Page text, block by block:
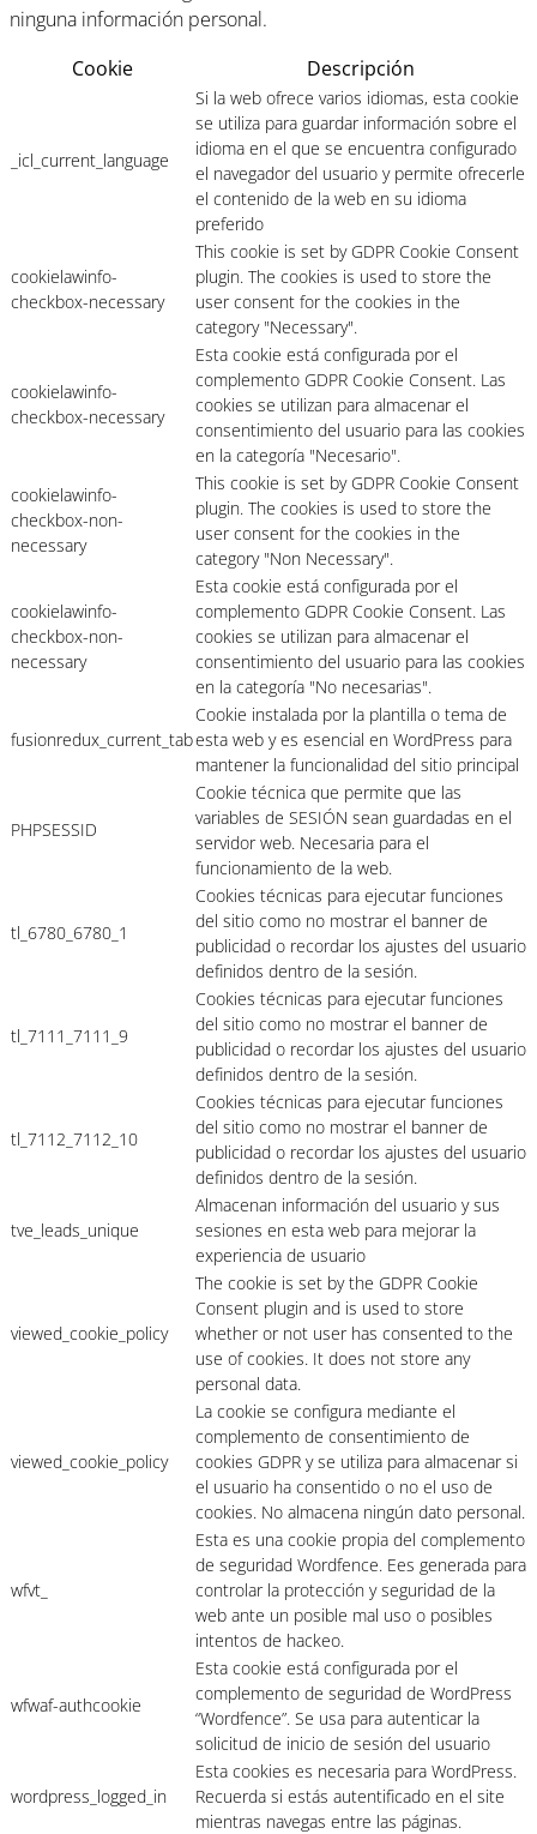
ninguna información personal.
Cookie
Descripción
_icl_current_language
Si la web ofrece varios idiomas, esta cookie
se utiliza para guardar información sobre el
idioma en el que se encuentra configurado
el navegador del usuario y permite ofrecerle
el contenido de la web en su idioma
preferido
cookielawinfo-
checkbox-necessary
This cookie is set by GDPR Cookie Consent
plugin. The cookies is used to store the
user consent for the cookies in the
category "Necessary".
cookielawinfo-
checkbox-necessary
Esta cookie está configurada por el
complemento GDPR Cookie Consent. Las
cookies se utilizan para almacenar el
consentimiento del usuario para las cookies
en la categoría "Necesario".
cookielawinfo-
checkbox-non-
necessary
This cookie is set by GDPR Cookie Consent
plugin. The cookies is used to store the
user consent for the cookies in the
category "Non Necessary".
cookielawinfo-
checkbox-non-
necessary
Esta cookie está configurada por el
complemento GDPR Cookie Consent. Las
cookies se utilizan para almacenar el
consentimiento del usuario para las cookies
en la categoría "No necesarias".
fusionredux_current_tab
Cookie instalada por la plantilla o tema de
esta web y es esencial en WordPress para
mantener la funcionalidad del sitio principal
PHPSESSID
Cookie técnica que permite que las
variables de SESIÓN sean guardadas en el
servidor web. Necesaria para el
funcionamiento de la web.
tl_6780_6780_1
Cookies técnicas para ejecutar funciones
del sitio como no mostrar el banner de
publicidad o recordar los ajustes del usuario
definidos dentro de la sesión.
tl_7111_7111_9
Cookies técnicas para ejecutar funciones
del sitio como no mostrar el banner de
publicidad o recordar los ajustes del usuario
definidos dentro de la sesión.
tl_7112_7112_10
Cookies técnicas para ejecutar funciones
del sitio como no mostrar el banner de
publicidad o recordar los ajustes del usuario
definidos dentro de la sesión.
tve_leads_unique
Almacenan información del usuario y sus
sesiones en esta web para mejorar la
experiencia de usuario
viewed_cookie_policy
The cookie is set by the GDPR Cookie
Consent plugin and is used to store
whether or not user has consented to the
use of cookies. It does not store any
personal data.
viewed_cookie_policy
La cookie se configura mediante el
complemento de consentimiento de
cookies GDPR y se utiliza para almacenar si
el usuario ha consentido o no el uso de
cookies. No almacena ningún dato personal.
wfvt_
Esta es una cookie propia del complemento
de seguridad Wordfence. Ees generada para
controlar la protección y seguridad de la
web ante un posible mal uso o posibles
intentos de hackeo.
wfwaf-authcookie
Esta cookie está configurada por el
complemento de seguridad de WordPress
“Wordfence”. Se usa para autenticar la
solicitud de inicio de sesión del usuario
wordpress_logged_in
Esta cookies es necesaria para WordPress.
Recuerda si estás autentificado en el site
mientras navegas entre las páginas.